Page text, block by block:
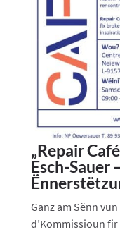
„Repair
Esch-Sauer
Ganz am Sënn
d’Kommissioun